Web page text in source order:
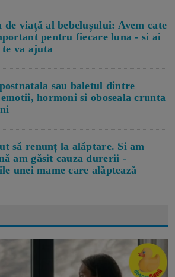
de viață al bebelușului: Avem cate
pentru fiecare luna - si ai
te va ajuta
sau baletul dintre
hormoni si oboseala crunta
să renunț la alăptare. Si am
am găsit cauza durerii -
unei mame care alăptează